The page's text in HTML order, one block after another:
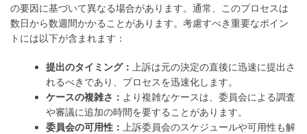
の要因に基づいて異なる場合があります。通常、このプロセスは
数日から数週間かかることがあります。考慮すべき重要なポイン
トには以下が含まれます：
提出のタイミング：
上訴は元の決定の直後に迅速に提出さ
れるべきであり、プロセスを迅速化します。
ケースの複雑さ： より複雑なケースは、委員会による調査
や審議に追加の時間を要することがあります。
委員会の可用性：
上訴委員会のスケジュールや可用性も解